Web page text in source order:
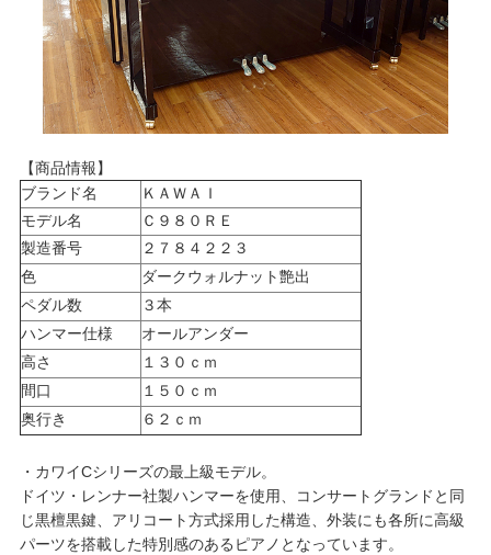
【商品情報】
ブランド名
ＫＡＷＡＩ
モデル名
Ｃ９８０ＲＥ
製造番号
２７８４２２３
色
ダークウォルナット艶出
ペダル数
３本
ハンマー仕様
オールアンダー
高さ
１３０ｃｍ
間口
１５０ｃｍ
奥行き
６２ｃｍ
・カワイCシリーズの最上級モデル。
ドイツ・レンナー社製ハンマーを使用、コンサートグランドと同
じ黒檀黒鍵、アリコート方式採用した構造、外装にも各所に高級
パーツを搭載した特別感のあるピアノとなっています。